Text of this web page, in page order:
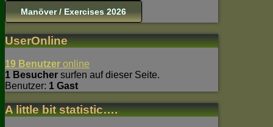
Manöver / Exercises 2026
UserOnline
19 Benutzer online
1 Besucher surfen auf dieser Seite.
Benutzer: 1 Gast
A little bit statistic….